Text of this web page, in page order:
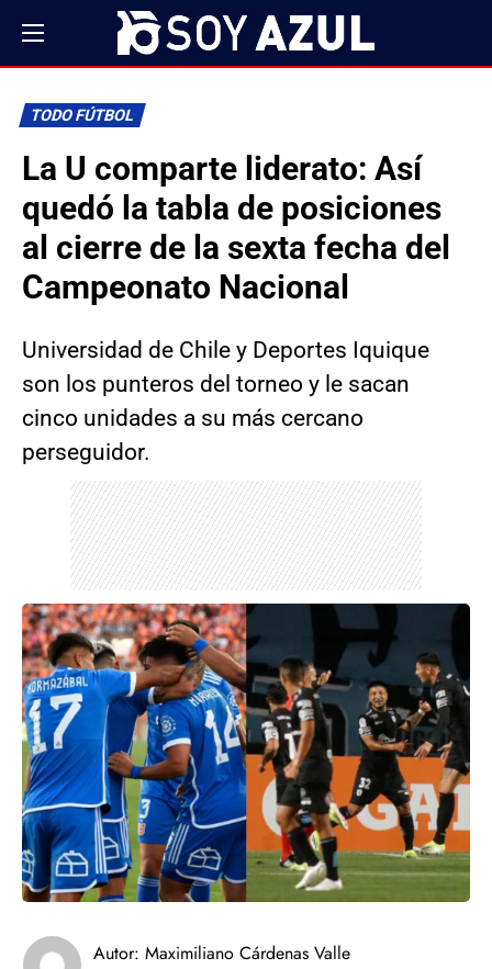
TODO FÚTBOL
La U comparte liderato: Así
quedó la tabla de posiciones
al cierre de la sexta fecha del
Campeonato Nacional
Universidad de Chile y Deportes Iquique
son los punteros del torneo y le sacan
cinco unidades a su más cercano
perseguidor.
Autor: Maximiliano Cárdenas Valle